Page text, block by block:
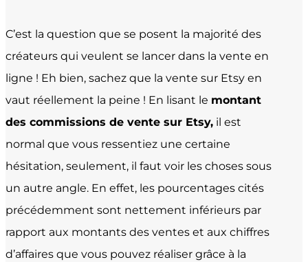
C’est la question que se posent la majorité des
créateurs qui veulent se lancer dans la vente en
ligne ! Eh bien, sachez que la vente sur Etsy en
vaut réellement la peine ! En lisant le montant
des commissions de vente sur Etsy, il est
normal que vous ressentiez une certaine
hésitation, seulement, il faut voir les choses sous
un autre angle. En effet, les pourcentages cités
précédemment sont nettement inférieurs par
rapport aux montants des ventes et aux chiffres
d’affaires que vous pouvez réaliser grâce à la